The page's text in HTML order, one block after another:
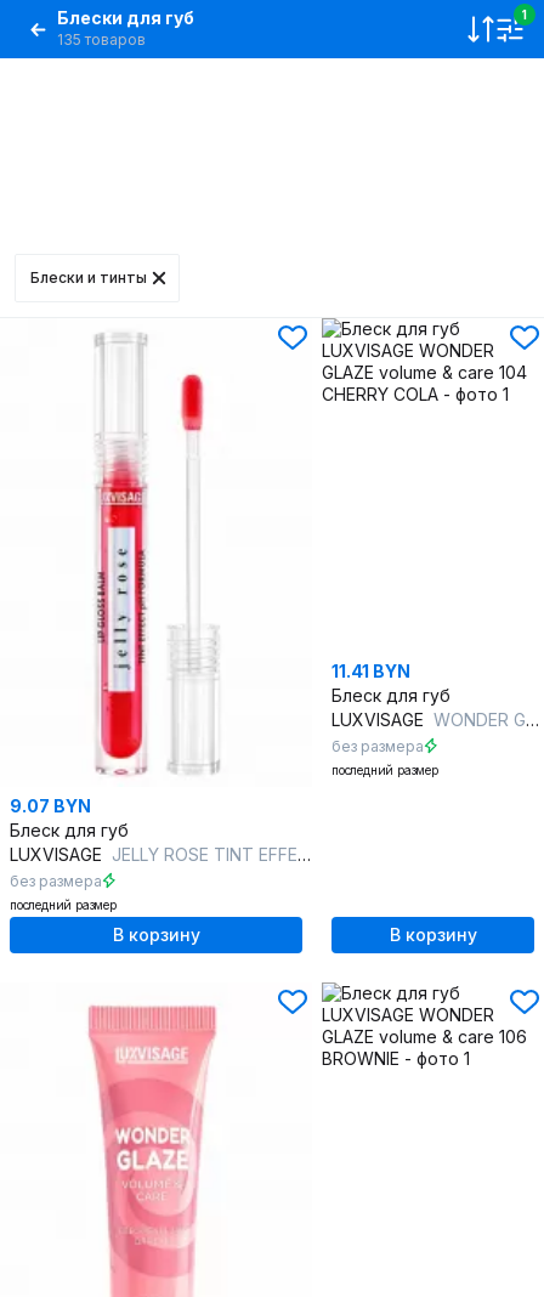
Блески для губ
135 товаров
1
Блески и тинты
9.07 BYN
Блеск для губ
LUXVISAGE JELLY ROSE TINT EFFECT pH FORMULA 02 scarlet rose
без размера
последний размер
В корзину
11.41 BYN
Блеск для губ
LUXVISAGE WONDER GLAZE volume & care 104 CHERRY COLA
без размера
последний размер
В корзину